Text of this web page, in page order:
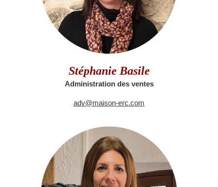
Stéphanie Basile
Administration des ventes
adv@maison-erc.com